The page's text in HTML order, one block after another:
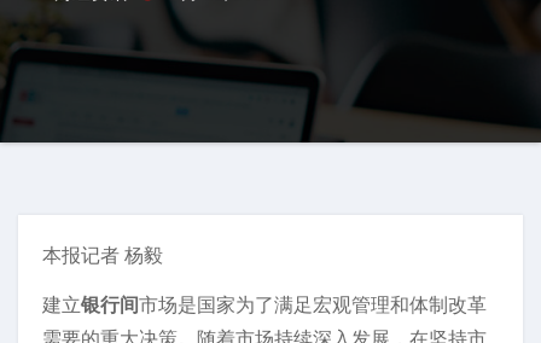
本报记者 杨毅
建立银行间市场是国家为了满足宏观管理和体制改革